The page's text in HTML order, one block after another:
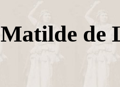
Matilde de